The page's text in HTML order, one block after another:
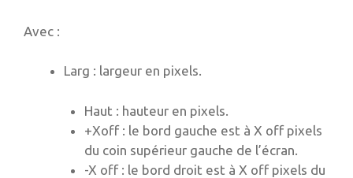
Avec :
Larg : largeur en pixels.
Haut : hauteur en pixels.
+Xoff : le bord gauche est à X off pixels
du coin supérieur gauche de l’écran.
-X off : le bord droit est à X off pixels du